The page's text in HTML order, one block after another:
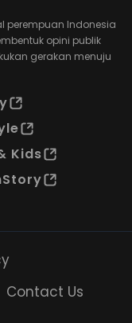
perempuan Indonesia
opini publik
gerakan menuju
Kids
Contact Us